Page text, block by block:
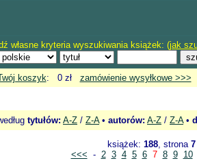
własne kryteria wyszukiwania książek: (jak
koszyk: 0 zł zamówienie wysyłkowe >>>
tytułów: A-Z / Z-A• autorów: A-Z / Z-A•
książek: 188, strona 7
<<< - 2 3 4 5 6 7 8 9 10